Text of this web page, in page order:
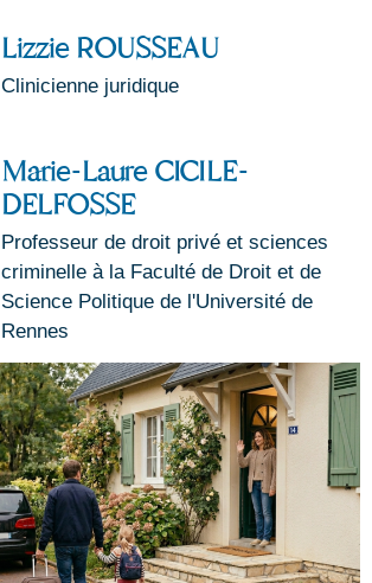
Lizzie ROUSSEAU
Clinicienne juridique
Marie-Laure CICILE-
DELFOSSE
Professeur de droit privé et sciences
criminelle à la Faculté de Droit et de
Science Politique de l'Université de
Rennes